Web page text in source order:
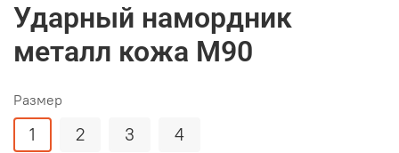
Ударный намордник
металл кожа M90
Размер
1 2 3 4